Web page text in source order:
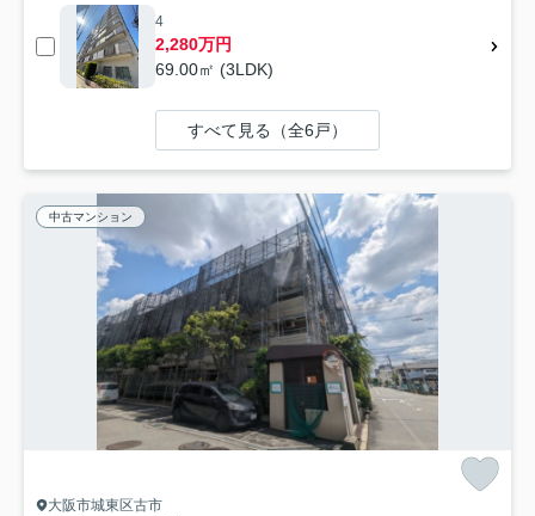
4
2,280万円
69.00㎡ (3LDK)
すべて見る（全6戸）
中古マンション
大阪市城東区古市